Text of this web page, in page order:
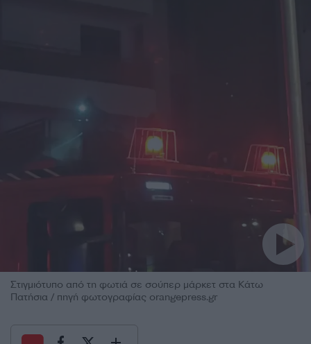
Στιγμιότυπο από τη φωτιά σε σούπερ μάρκετ στα Κάτω
Πατήσια / πηγή φωτογραφίας orangepress.gr